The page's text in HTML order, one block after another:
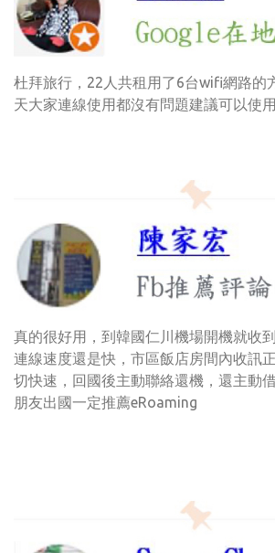
杜拜旅行，22人共租用了6台wifi網路的
天大家連線使用都沒有問題建議可以使
真的很好用，到韓國仁川機場開機就收
連線速度還是快，市區飯店房間內收訊
切快速，回國後主動聯絡還機，還主動
朋友出國一定推薦eRoaming